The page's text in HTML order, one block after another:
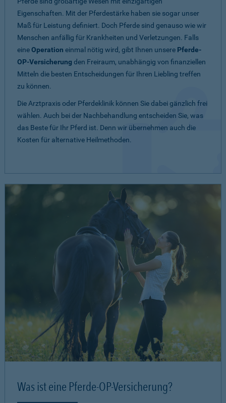
Eigenschaften. Mit der Pferdestärke haben sie sogar unser
Maß für Leistung definiert. Doch Pferde sind genauso wie wir
Menschen anfällig für Krankheiten und Verletzungen. Falls
eineOperation einmal nötig wird, gibt Ihnen unsere Pferde-
OP-Versicherung den Freiraum, unabhängig von finanziellen
Mitteln die besten Entscheidungen für Ihren Liebling treffen
zu können.
Die Arztpraxis oder Pferdeklinik können Sie dabei gänzlich frei
wählen. Auch bei der Nachbehandlung entscheiden Sie, was
das Beste für Ihr Pferd ist. Denn wir übernehmen auch die
Kosten für alternative Heilmethoden.
Was ist eine Pferde-OP-Versicherung?